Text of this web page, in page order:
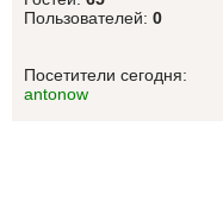
Пользователей: 0
Посетители сегодня:
antonow